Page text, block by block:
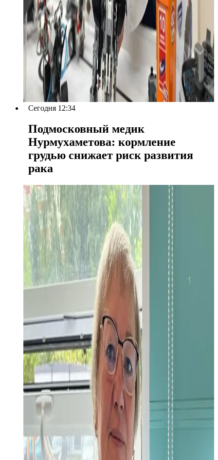
Сегодня 12:34
Подмосковный медик
Нурмухаметова: кормление
грудью снижает риск развития
рака